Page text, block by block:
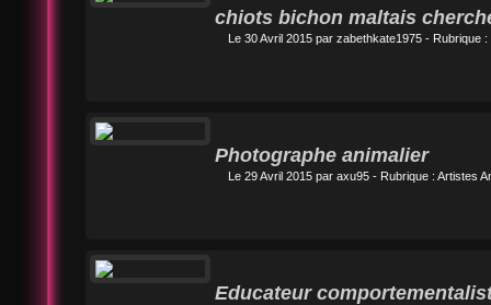
chiots bichon maltais
Le 30 Avril 2015 par zabethkate1975 - Rubrique :
Photographe animalier
Le 29 Avril 2015 par axu95 - Rubrique : Artistes
Educateur